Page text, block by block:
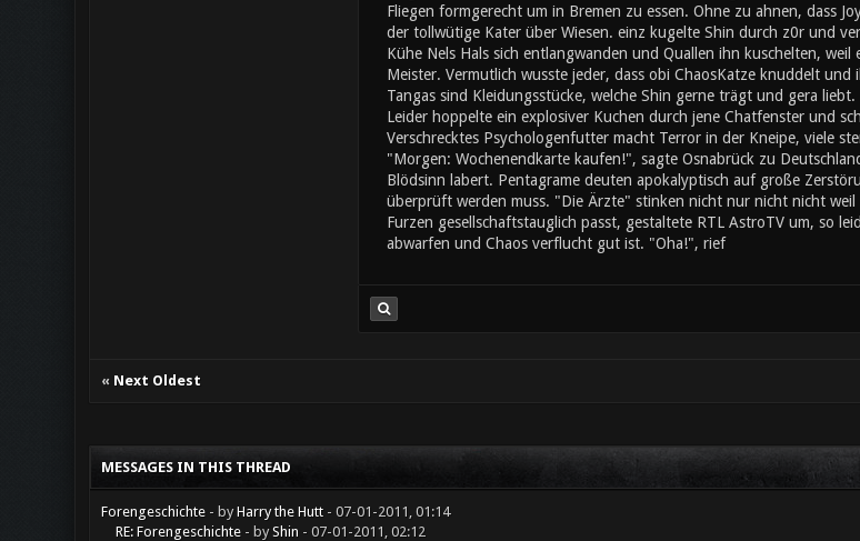
Fliegen formgerecht um in Bremen zu essen. Ohne zu ahnen, dass
der tollwütige Kater über Wiesen. einz kugelte Shin durch z0r und
Kühe Nels Hals sich entlangwanden und Quallen ihn kuschelten,
Meister. Vermutlich wusste jeder, dass obi ChaosKatze knuddelt
Tangas sind Kleidungsstücke, welche Shin gerne trägt und gera liebt.
Leider hoppelte ein explosiver Kuchen durch jene Chatfenster und
Verschrecktes Psychologenfutter macht Terror in der Kneipe, viele
"Morgen: Wochenendkarte kaufen!", sagte Osnabrück zu
Blödsinn labert. Pentagrame deuten apokalyptisch auf große
überprüft werden muss. "Die Ärzte" stinken nicht nur nicht nicht
Furzen gesellschaftstauglich passt, gestaltete RTL AstroTV um, so
abwarfen und Chaos verflucht gut ist. "Oha!", rief
« Next Oldest
MESSAGES IN THIS THREAD
Forengeschichte - byHarry the Hutt- 07-01-2011, 01:14
RE: Forengeschichte - byShin - 07-01-2011, 02:12